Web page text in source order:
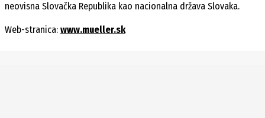
neovisna Slovačka Republika kao nacionalna država Slovaka.
Web-stranica: www.mueller.sk